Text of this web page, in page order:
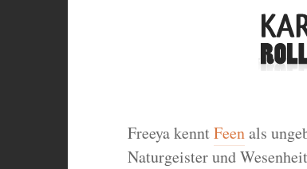
Freeya kenntFeenals
Naturgeister und